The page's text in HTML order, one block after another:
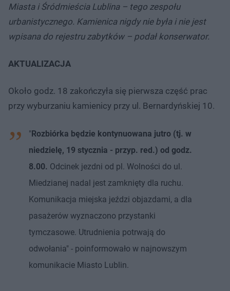
Miasta i Śródmieścia Lublina – tego zespołu
urbanistycznego. Kamienica nigdy nie była i nie jest
wpisana do rejestru zabytków – podał konserwator.
AKTUALIZACJA
Około godz. 18 zakończyła się pierwsza część prac
przy wyburzaniu kamienicy przy ul. Bernardyńskiej 10.
"Rozbiórka będzie kontynuowana jutro (tj. w
niedzielę, 19 stycznia - przyp. red.) od godz.
8.00. Odcinek jezdni od pl. Wolności do ul.
Miedzianej nadal jest zamknięty dla ruchu.
Komunikacja miejska jeździ objazdami, a dla
pasażerów wyznaczono przystanki
tymczasowe. Utrudnienia potrwają do
odwołania" - poinformowało w najnowszym
komunikacie Miasto Lublin.